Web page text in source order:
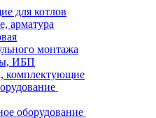
для котлов
арматура
монтажа
ИБП
комплектующие
оборудование